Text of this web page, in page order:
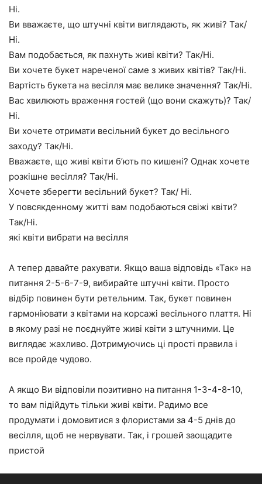
Ні.
Ви вважаєте, що штучні квіти виглядають, як живі? Так/
Ні.
Вам подобається, як пахнуть живі квіти? Так/Ні.
Ви хочете букет нареченої саме з живих квітів? Так/Ні.
Вартість букета на весілля має велике значення? Так/Ні.
Вас хвилюють враження гостей (що вони скажуть)? Так/
Ні.
Ви хочете отримати весільний букет до весільного
заходу? Так/Ні.
Вважаєте, що живі квіти б’ють по кишені? Однак хочете
розкішне весілля? Так/Ні.
Хочете зберегти весільний букет? Так/ Ні.
У повсякденному житті вам подобаються свіжі квіти?
Так/Ні.
які квіти вибрати на весілля
А тепер давайте рахувати. Якщо ваша відповідь «Так» на
питання 2-5-6-7-9, вибирайте штучні квіти. Просто
відбір повинен бути ретельним. Так, букет повинен
гармоніювати з квітами на корсажі весільного плаття. Ні
в якому разі не поєднуйте живі квіти з штучними. Це
виглядає жахливо. Дотримуючись ці прості правила і
все пройде чудово.
А якщо Ви відповіли позитивно на питання 1-3-4-8-10,
то вам підійдуть тільки живі квіти. Радимо все
продумати і домовитися з флористами за 4-5 днів до
весілля, щоб не нервувати. Так, і грошей заощадите
пристой